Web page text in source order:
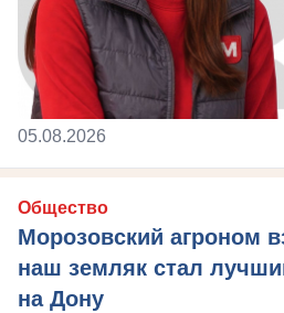
05.08.2026
Общество
Морозовский агроном
наш земляк стал
на Дону